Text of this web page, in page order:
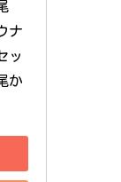
ナ
ッ
か